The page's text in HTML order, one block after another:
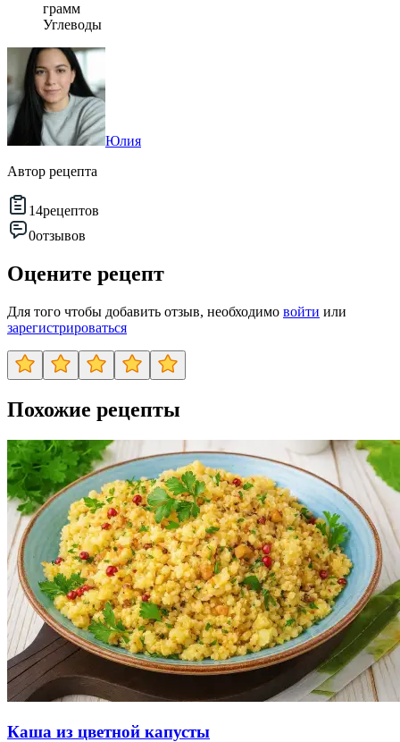
грамм
Углеводы
Юлия
Автор рецепта
14рецептов
0отзывов
Оцените рецепт
Для того чтобы добавить отзыв, необходимо войти или
зарегистрироваться
Похожие рецепты
Каша из цветной капусты